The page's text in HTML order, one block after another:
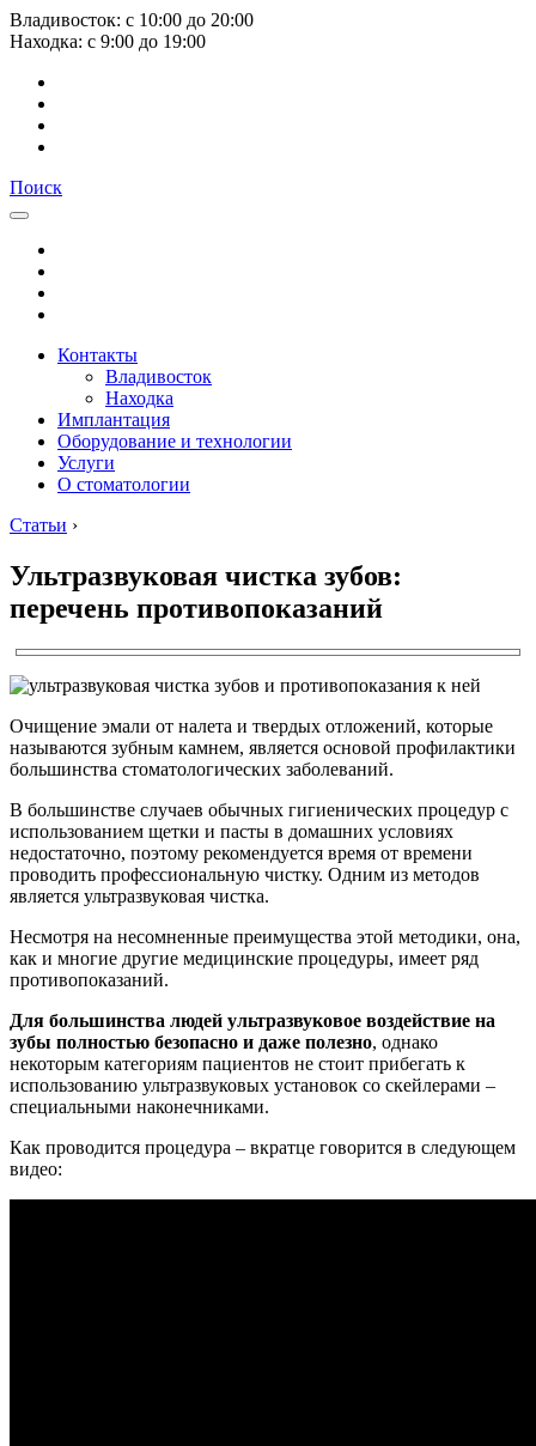
Владивосток: с 10:00 до 20:00
Находка: с 9:00 до 19:00
Поиск
Контакты
Владивосток
Находка
Имплантация
Оборудование и технологии
Услуги
О стоматологии
Статьи ›
Ультразвуковая чистка зубов:
перечень противопоказаний
Очищение эмали от налета и твердых отложений, которые
называются зубным камнем, является основой профилактики
большинства стоматологических заболеваний.
В большинстве случаев обычных гигиенических процедур с
использованием щетки и пасты в домашних условиях
недостаточно, поэтому рекомендуется время от времени
проводить профессиональную чистку. Одним из методов
является ультразвуковая чистка.
Несмотря на несомненные преимущества этой методики, она,
как и многие другие медицинские процедуры, имеет ряд
противопоказаний.
Для большинства людей ультразвуковое воздействие на
зубы полностью безопасно и даже полезно, однако
некоторым категориям пациентов не стоит прибегать к
использованию ультразвуковых установок со скейлерами –
специальными наконечниками.
Как проводится процедура – вкратце говорится в следующем
видео: